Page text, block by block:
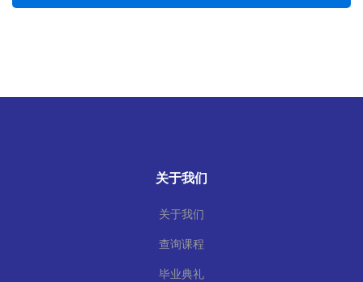
关于我们
关于我们
查询课程
毕业典礼